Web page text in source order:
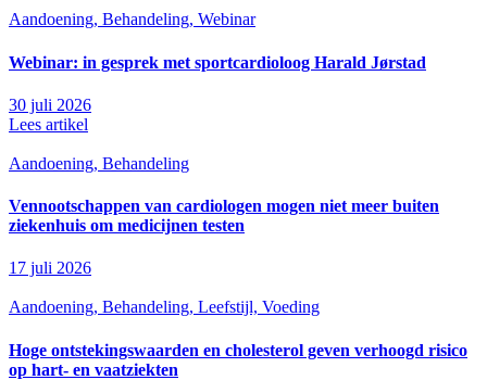
Aandoening, Behandeling, Webinar
Webinar: in gesprek met sportcardioloog Harald Jørstad
30 juli 2026
Lees artikel
Aandoening, Behandeling
Vennootschappen van cardiologen mogen niet meer buiten
ziekenhuis om medicijnen testen
17 juli 2026
Aandoening, Behandeling, Leefstijl, Voeding
Hoge ontstekingswaarden en cholesterol geven verhoogd risico
op hart- en vaatziekten